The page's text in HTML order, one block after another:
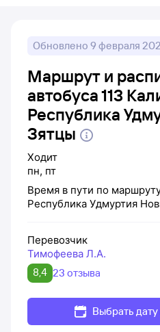
Обновлено 9 февраля
Маршрут и
автобуса 113
Республика
Зятцы
Ходит
пн, пт
Время в пути по
Республика Удмуртия
Перевозчик
Тимофеева Л.А.
8,4 23 отзыва
Выбрать